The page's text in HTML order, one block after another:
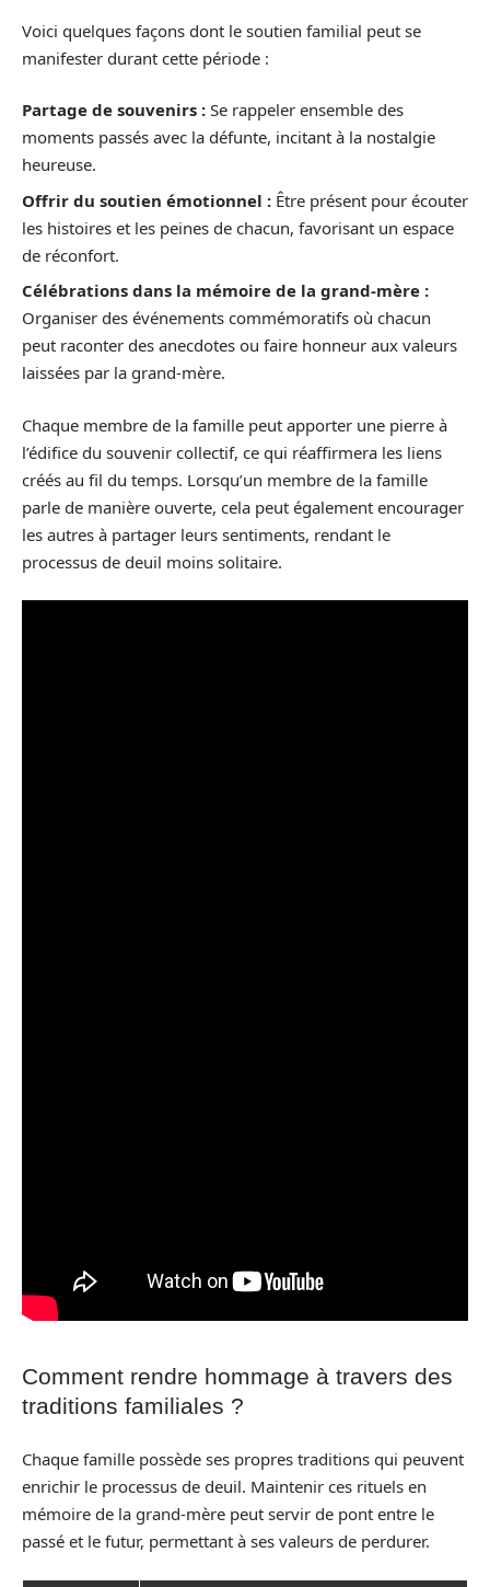
Voici quelques façons dont le soutien familial peut se
manifester durant cette période :
Partage de souvenirs : Se rappeler ensemble des
moments passés avec la défunte, incitant à la nostalgie
heureuse.
Offrir du soutien émotionnel : Être présent pour écouter
les histoires et les peines de chacun, favorisant un espace
de réconfort.
Célébrations dans la mémoire de la grand-mère :
Organiser des événements commémoratifs où chacun
peut raconter des anecdotes ou faire honneur aux valeurs
laissées par la grand-mère.
Chaque membre de la famille peut apporter une pierre à
l’édifice du souvenir collectif, ce qui réaffirmera les liens
créés au fil du temps. Lorsqu’un membre de la famille
parle de manière ouverte, cela peut également encourager
les autres à partager leurs sentiments, rendant le
processus de deuil moins solitaire.
Comment rendre hommage à travers des
traditions familiales ?
Chaque famille possède ses propres traditions qui peuvent
enrichir le processus de deuil. Maintenir ces rituels en
mémoire de la grand-mère peut servir de pont entre le
passé et le futur, permettant à ses valeurs de perdurer.